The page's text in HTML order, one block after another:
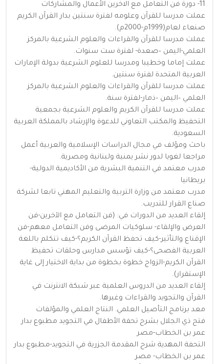
11- دورة فن التعامل مع الاخرين الأعمال والمشاركات
عملت مدرسا للقرآن وعلومه لفترة سنتين بدار القرآن الكريم
صنعاء لعام(1999م-2000م).
عملت مدرسا للقرآن والقراءات والعلوم الشرعية بالمركز
العلمي-اليمن –صعدة- لفترة ست سنوات.
عملت إماما وخطيبا ومدرسا للعلوم الشرعية بدولة الإمارات
العربية المتحدة لفترة سنتين.
عملت مدرسا للقرآن والقراءات والعلوم الشرعية بالمركز
العلمي –اليمن –ذمار-لفترة سنة.
عملت مدرسا للقرآن الكريم والعلوم الشرعية بجمعية
التحفيظ والمكتب التعاوني للدعوة والإرشاد بالمملكة العربية
السعودية.
باحث ومؤلف في مجال الدراسات الإسلامية والعربية أعمل
مراجعا لغويا لدور نشر يمنية ولبنانية ومصرية.
مدرب معتمد في التنمية البشرية من الأكاديمية الدولية-
بريطانيا
مدرب معتمد من وزارة التربية والتعليم المهني تابعا لشركة
صناع القرار للتدريب.
إلقاء العديد من الدورات في: (فن التعامل مع الآخرين-فن
العرض والإلقاء- سلوكيات المرضى وفن التعامل معهم-فن
الإقناع والتأثير-كيف تحفظ القرآن الكريم؟-كيف تتكلم باللغة
العربية الفصحى؟-كيف تؤسس مدارس وحلقات تحفيظ
القرآن الكريم-الزواج خطوة بخطوة من بداية الاختيار إلى غاية
الإستقرار).
إلقاء العديد من الدروس العلمية عبر شبكة الانترنت في
القرآن والتجويد والقراءات وغيرها.
معد برنامج التأصيل العلمي. النتاج العلمي والمؤلفات
فتح ذي الجلال بشرح تحفة الأطفال في التجويد مطبوع بدار
عمر بن الخطاب-مصر
التحفة المهدية شرح المقدمة الجزرية في التجويد-مطبوع بدار
عمر بن الخطاب- مصر